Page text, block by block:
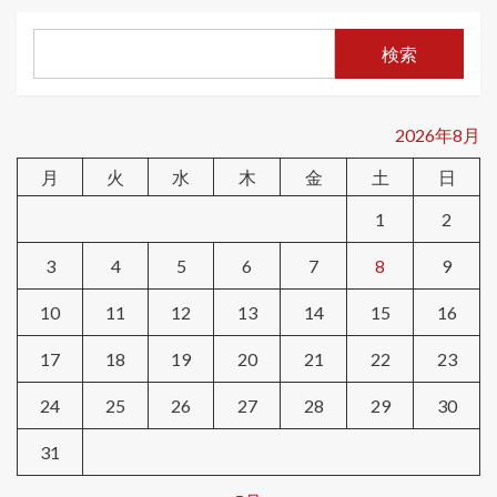
検索
2026年8月
月
火 水 木 金 土
日
1
2
3 4 5 6 7 8 9
10 11 12 13 14 15 16
17 18 19 20 21 22 23
24 25 26 27 28 29 30
31